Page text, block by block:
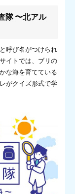
隊 〜北アル
呼び名がつけられ
イトでは、ブリの
な海を育てている
がクイズ形式で学